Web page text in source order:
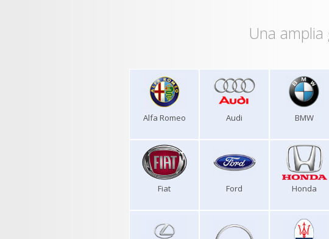
Una
Alfa Romeo Audi BMW
Fiat Ford Honda